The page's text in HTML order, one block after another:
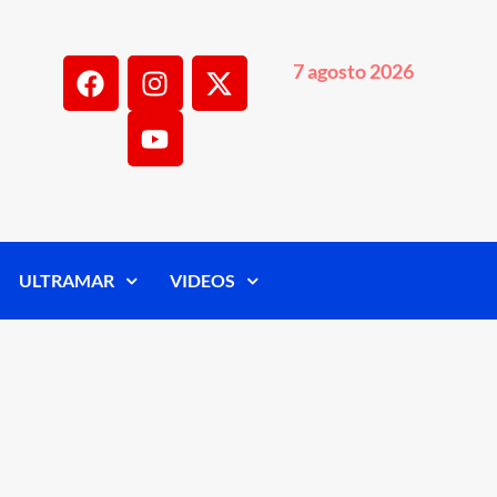
7 agosto 2026
ULTRAMAR VIDEOS